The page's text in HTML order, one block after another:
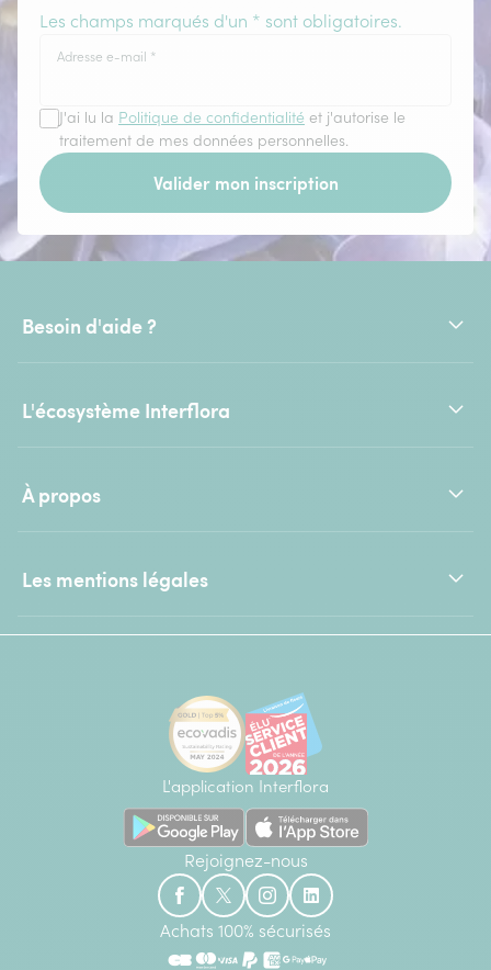
Les champs marqués d'un * sont obligatoires.
Adresse e-mail *
J'ai lu la Politique de confidentialité et j'autorise le
traitement de mes données personnelles.
Valider mon inscription
Besoin d'aide ?
L'écosystème Interflora
À propos
Les mentions légales
L'application Interflora
Rejoignez-nous
Achats 100% sécurisés